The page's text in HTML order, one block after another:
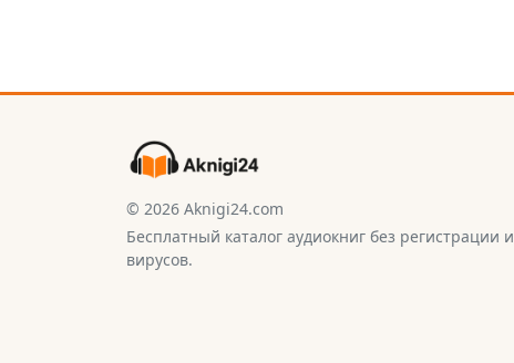
© 2026 Aknigi24.com
Бесплатный каталог аудиокниг без регистрации и
вирусов.